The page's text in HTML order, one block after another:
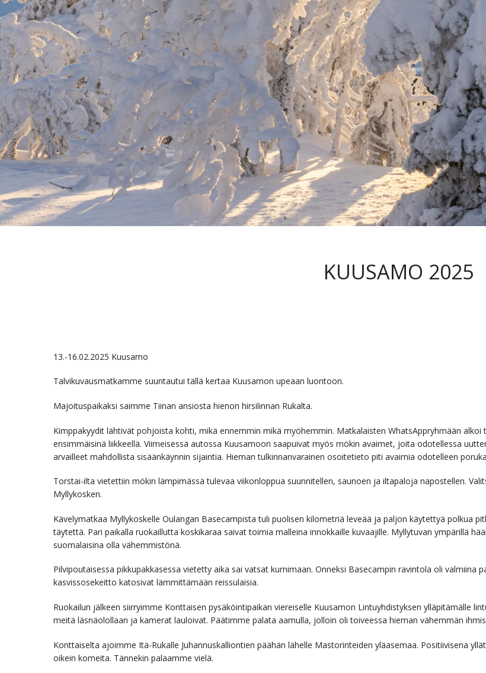
KUUSAMO 2025
13.-16.02.2025 Kuusamo
Talvikuvausmatkamme suuntautui tällä kertaa Kuusamon upeaan luontoon.
Majoituspaikaksi saimme Tiinan ansiosta hienon hirsilinnan Rukalta.
Kimppakyydit lähtivät pohjoista kohti, mikä ennemmin mikä myöhemmin. Matkalaisten WhatsAppryhmään
ensimmäisinä liikkeellä. Viimeisessä autossa Kuusamoon saapuivat myös mökin avaimet, joita odotellessa
arvailleet mahdollista sisäänkäynnin sijaintia. Hieman tulkinnanvarainen osoitetieto piti avaimia odotelleen
Torstai-ilta vietettiin mökin lämpimässä tulevaa viikonloppua suunnitellen, saunoen ja iltapaloja napostellen.
Myllykosken.
Kävelymatkaa Myllykoskelle Oulangan Basecampista tuli puolisen kilometriä leveää ja paljon käytettyä polkua
täytettä. Pari paikalla ruokaillutta koskikaraa saivat toimia malleina innokkaille kuvaajille. Myllytuvan ympärillä
suomalaisina olla vähemmistönä.
Pilvipoutaisessa pikkupakkasessa vietetty aika sai vatsat kurnimaan. Onneksi Basecampin ravintola oli
kasvissosekeitto katosivat lämmittämään reissulaisia.
Ruokailun jälkeen siirryimme Konttaisen pysäköintipaikan viereiselle Kuusamon Lintuyhdistyksen ylläpitämälle
meitä läsnäolollaan ja kamerat lauloivat. Päätimme palata aamulla, jolloin oli toiveessa hieman vähemmän
Konttaiselta ajoimme Itä-Rukalle Juhannuskalliontien päähän lähelle Mastorinteiden yläasemaa. Positiivisena
oikein komeita. Tännekin palaamme vielä.